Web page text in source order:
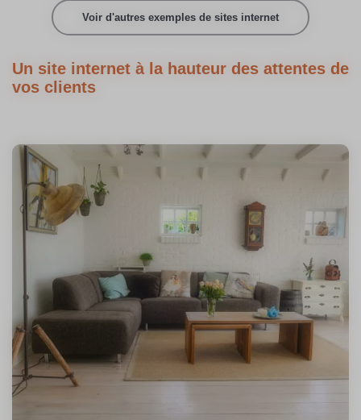
Voir d'autres exemples de sites internet
Un site internet à la hauteur des attentes de
vos clients